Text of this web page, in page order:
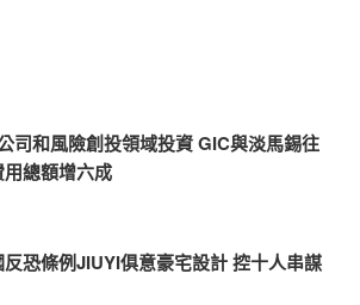
司和風險創投領域投資 GIC與淡馬錫往
總額增六成
恐條例JIUYI俱意豪宅設計 控十人串謀